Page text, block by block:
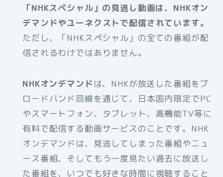
「NHKスペシャル」の見逃し動画は、NHKオン
デマンドやユーネクストで配信されています。
ただし、「NHKスペシャル」の全ての番組が配
信されるわけではありません。
NHKオンデマンド は、NHKが放送した番組をブ
ロードバンド回線を通じて、日本国内限定でPC
やスマートフォン、タブレット、高機能TV等に
有料で配信する動画サービスのことです。NHK
オンデマンドは、見逃してしまった番組やニュ
ース番組、そしてもう一度見たい過去に放送し
た番組を、いつでも好きな時間に視聴すること